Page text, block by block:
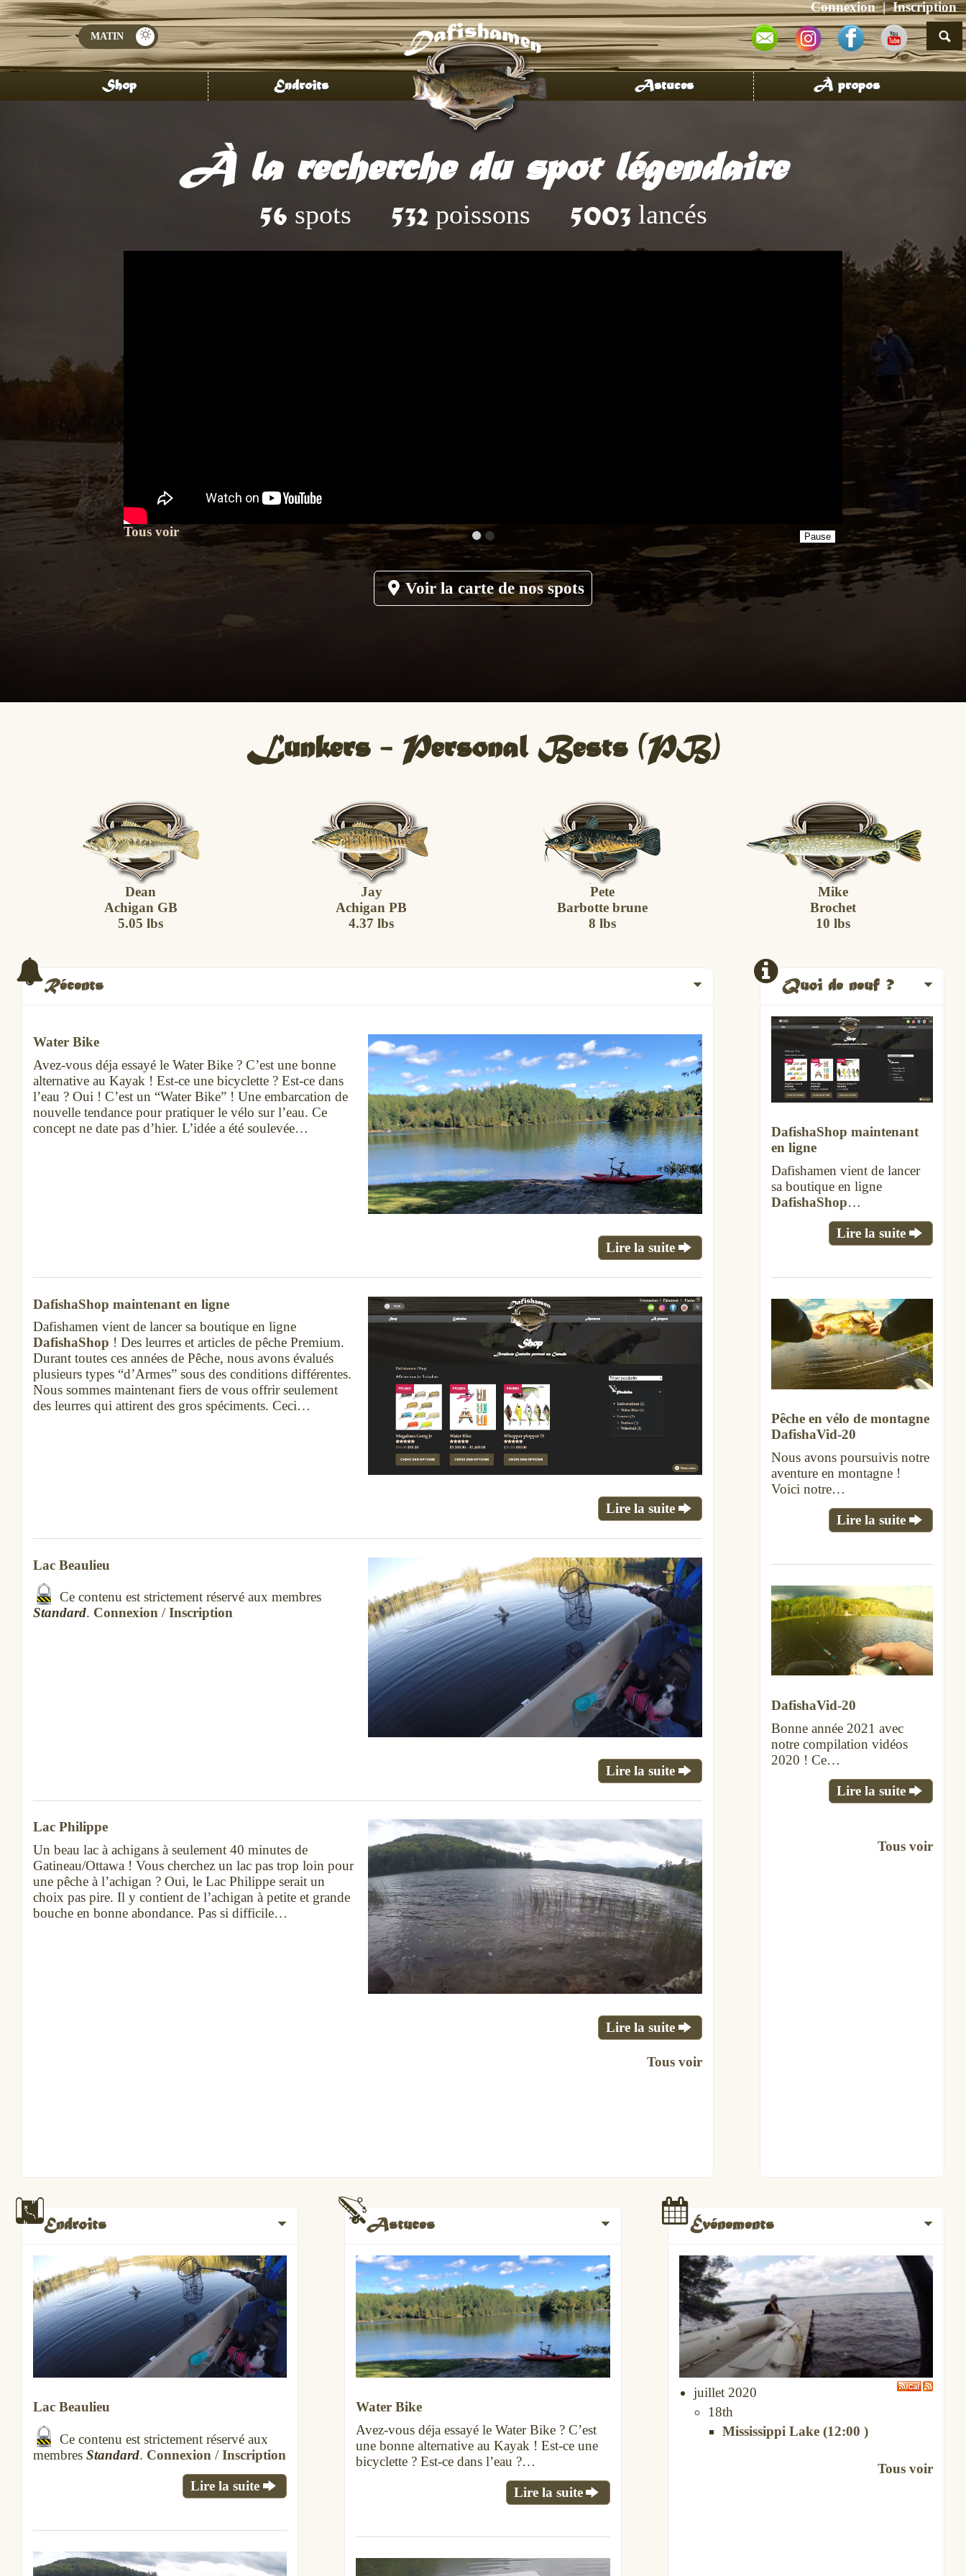
Connexion Inscription
Shop Endroits Astuces À propos
À la recherche du spot légendaire
56 spots 532poissons 5003lancés
Tous voir
Voir la carte de nos spots
Lunkers - Personal Bests (PB)
Dean
Achigan GB
5.05 lbs
Jay
Achigan PB
4.37 lbs
Pete
Barbotte brune
8 lbs
Mike
Brochet
10 lbs
Récents
Water Bike
Avez-vous déja essayé le Water Bike ? C’est une bonne
alternative au Kayak ! Est-ce une bicyclette ? Est-ce dans
l’eau ? Oui ! C’est un “Water Bike” ! Une embarcation de
nouvelle tendance pour pratiquer le vélo sur l’eau. Ce
concept ne date pas d’hier. L’idée a été soulevée…
Lire la suite
DafishaShop maintenant en ligne
Dafishamen vient de lancer sa boutique en ligne
DafishaShop ! Des leurres et articles de pêche Premium.
Durant toutes ces années de Pêche, nous avons évalués
plusieurs types “d’Armes” sous des conditions différentes.
Nous sommes maintenant fiers de vous offrir seulement
des leurres qui attirent des gros spéciments. Ceci…
Lire la suite
Lac Beaulieu
Ce contenu est strictement réservé aux membres
Standard. Connexion /Inscription
Lire la suite
Lac Philippe
Un beau lac à achigans à seulement 40 minutes de
Gatineau/Ottawa ! Vous cherchez un lac pas trop loin pour
une pêche à l’achigan ? Oui, le Lac Philippe serait un
choix pas pire. Il y contient de l’achigan à petite et grande
bouche en bonne abondance. Pas si difficile…
Lire la suite
Tous voir
Quoi de neuf ?
DafishaShop maintenant
en ligne
Dafishamen vient de lancer
sa boutique en ligne
DafishaShop…
Lire la suite
Pêche en vélo de montagne
DafishaVid-20
Nous avons poursuivis notre
aventure en montagne !
Voici notre…
Lire la suite
DafishaVid-20
Bonne année 2021 avec
notre compilation vidéos
2020 ! Ce…
Lire la suite
Tous voir
Endroits
Lac Beaulieu
Ce contenu est strictement réservé aux
membres Standard. Connexion /Inscription
Lire la suite
Astuces
Water Bike
Avez-vous déja essayé le Water Bike ? C’est
une bonne alternative au Kayak ! Est-ce une
bicyclette ? Est-ce dans l’eau ?…
Lire la suite
Événements
juillet 2020
18th
Mississippi Lake (12:00 )
Tous voir